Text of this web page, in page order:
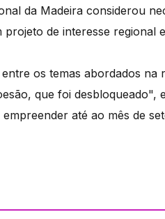
da Madeira considerou
de interesse regional
os temas abordados na
que foi desbloqueado",
até ao mês de